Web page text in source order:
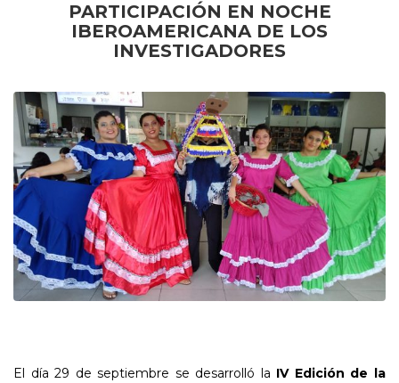
PARTICIPACIÓN EN NOCHE
IBEROAMERICANA DE LOS
INVESTIGADORES
El día 29 de septiembre se desarrolló la IV Edición de la